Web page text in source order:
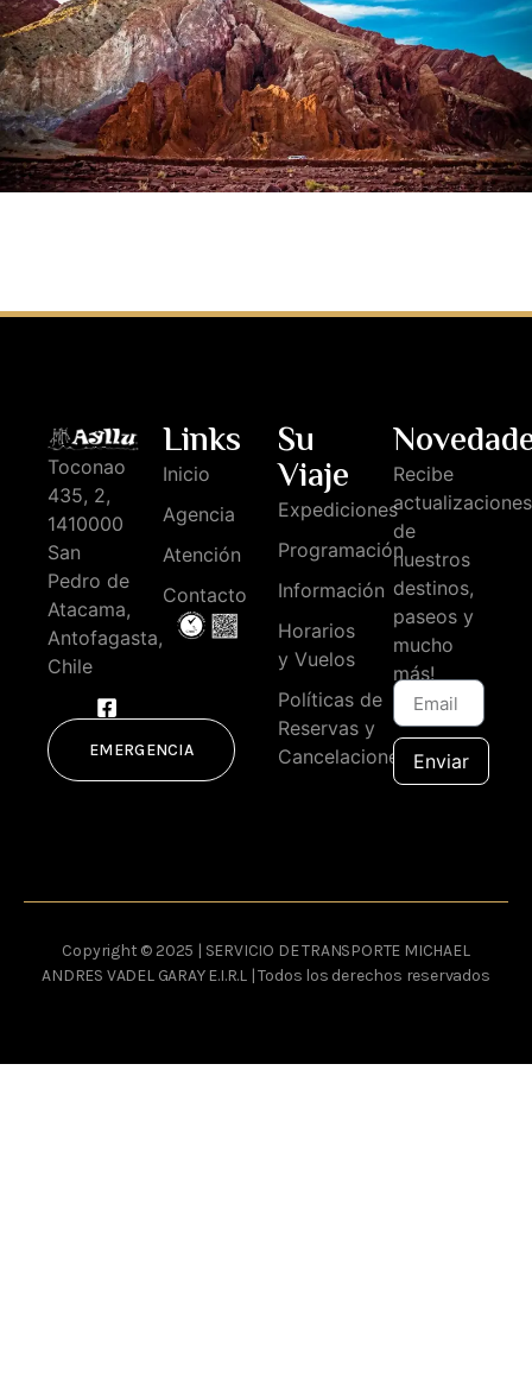
Toconao
435, 2,
1410000
San
Pedro de
Atacama,
Antofagasta,
Chile
EMERGENCIA
Links
Inicio
Agencia
Atención
Contacto
Su
Viaje
Expediciones
Programación
Información
Horarios
y Vuelos
Políticas de
Reservas y
Cancelaciones
Recibe
actualizaciones
de
nuestros
destinos,
paseos y
mucho
más!
Enviar
Copyright © 2025 | SERVICIO DE TRANSPORTE MICHAEL
ANDRES VADEL GARAY E.I.R.L | Todos los derechos reservados